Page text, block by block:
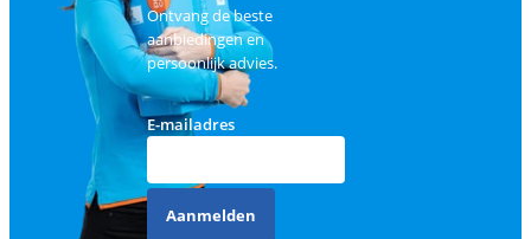
Ontvang de beste
aanbiedingen en
persoonlijk advies.
E-mailadres
Aanmelden